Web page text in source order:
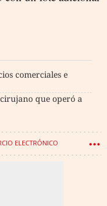
comerciales e
que operó a
ELECTRÓNICO